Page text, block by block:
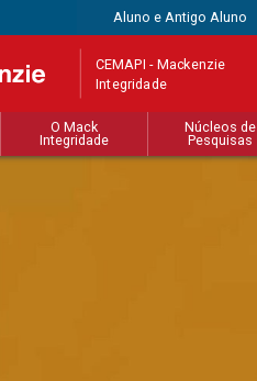
Aluno e Antigo Aluno
CEMAPI - Mackenzie
Integridade
O Mack
Integridade
Núcleos de
Pesquisas